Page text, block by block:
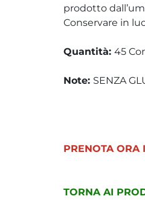
prodotto
Conservare in
Quantità: 45
Note: SENZA
PRENOTA ORA
TORNA AI